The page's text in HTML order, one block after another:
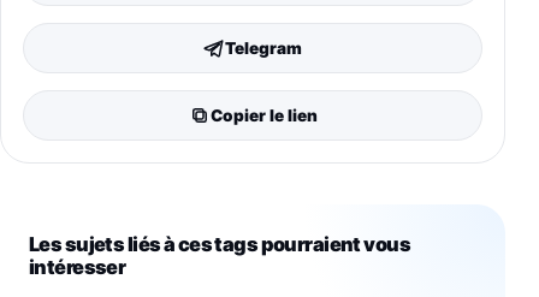
Telegram
Copier le lien
Les sujets liés à ces tags pourraient vous
intéresser